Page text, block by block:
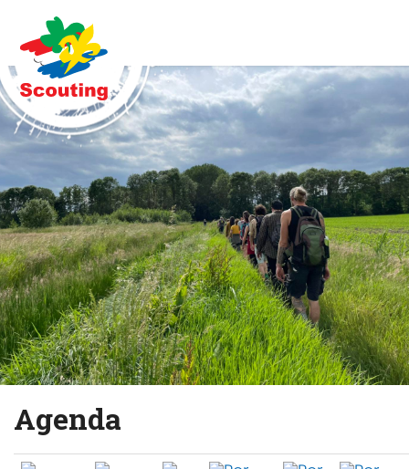
Agenda